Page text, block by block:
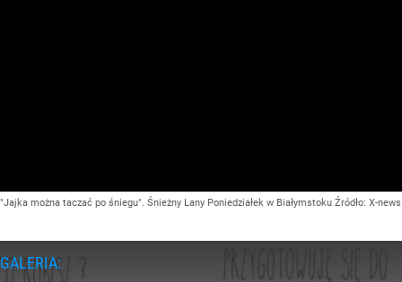
"Jajka można taczać po śniegu". Śnieżny Lany Poniedziałek w Białymstoku Źródło: X-news